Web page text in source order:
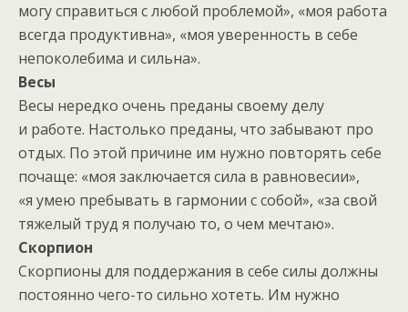
могу справиться с любой проблемой», «моя работа
всегда продуктивна», «моя уверенность в себе
непоколебима и сильна».
Весы
Весы нередко очень преданы своему делу
и работе. Настолько преданы, что забывают про
отдых. По этой причине им нужно повторять себе
почаще: «моя заключается сила в равновесии»,
«я умею пребывать в гармонии с собой», «за свой
тяжелый труд я получаю то, о чем мечтаю».
Скорпион
Скорпионы для поддержания в себе силы должны
постоянно чего-то сильно хотеть. Им нужно